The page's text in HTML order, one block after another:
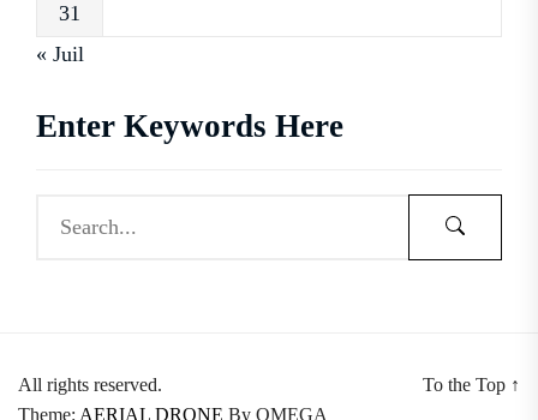
31
« Juil
Enter Keywords Here
All rights reserved.
Theme: AERIAL DRONE By OMEGA
To the Top ↑